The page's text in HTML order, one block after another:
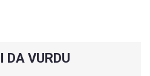
GÖNDERİYOR
DA VURDU